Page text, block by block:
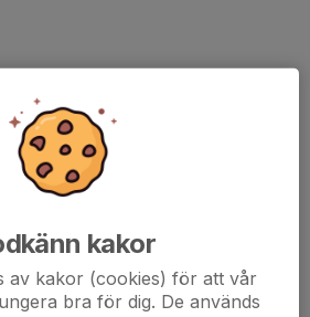
kakor
av kakor (cookies) för att vår
bra för dig. De används